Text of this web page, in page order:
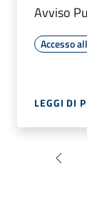
Avviso
Accesso
LEGGI DI